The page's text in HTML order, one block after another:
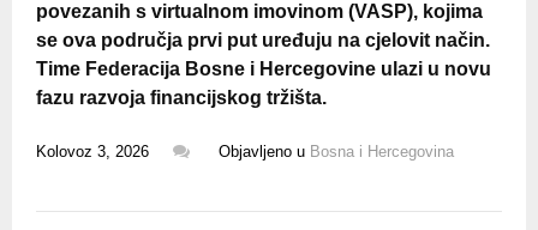
povezanih s virtualnom imovinom (VASP), kojima
se ova područja prvi put uređuju na cjelovit način.
Time Federacija Bosne i Hercegovine ulazi u novu
fazu razvoja financijskog tržišta.
Kolovoz 3, 2026 Objavljeno u Bosna i Hercegovina